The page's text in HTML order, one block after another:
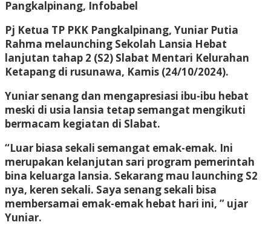
Pangkalpinang, Infobabel
Pj Ketua TP PKK Pangkalpinang, Yuniar Putia
Rahma melaunching Sekolah Lansia Hebat
lanjutan tahap 2 (S2) Slabat Mentari Kelurahan
Ketapang di rusunawa, Kamis (24/10/2024).
Yuniar senang dan mengapresiasi ibu-ibu hebat
meski di usia lansia tetap semangat mengikuti
bermacam kegiatan di Slabat.
“Luar biasa sekali semangat emak-emak. Ini
merupakan kelanjutan sari program pemerintah
bina keluarga lansia. Sekarang mau launching S2
nya, keren sekali. Saya senang sekali bisa
membersamai emak-emak hebat hari ini, ” ujar
Yuniar.